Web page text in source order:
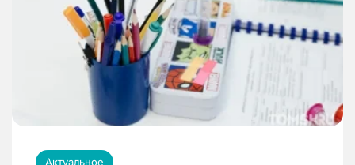
Актуальное